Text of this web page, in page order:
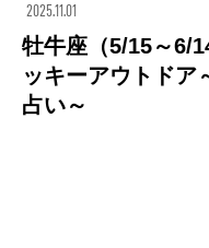
2025.11.01
牡牛座（5/15～6/
ッキーアウトドア
占い～